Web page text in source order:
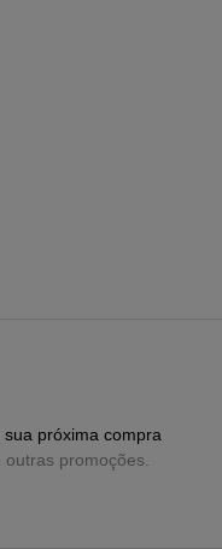
próxima compra
promoções.